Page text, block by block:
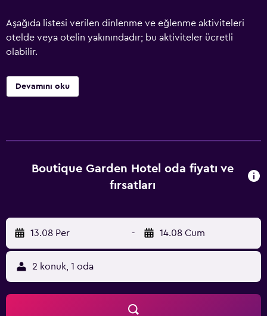
Aşağıda listesi verilen dinlenme ve eğlenme aktiviteleri
otelde veya otelin yakınındadır; bu aktiviteler ücretli
olabilir.
Devamını oku
Boutique Garden Hotel oda fiyatı ve
fırsatları
13.08 Per - 14.08 Cum
2 konuk, 1 oda